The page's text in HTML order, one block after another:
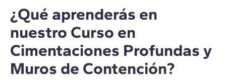
¿Qué aprenderás en
nuestro Curso en
Cimentaciones Profundas y
Muros de Contención?